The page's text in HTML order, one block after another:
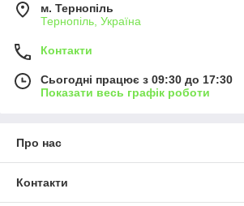
м. Тернопіль
Тернопіль, Україна
Контакти
Сьогодні працює з 09:30 до 17:30
Показати весь графік роботи
Про нас
Контакти